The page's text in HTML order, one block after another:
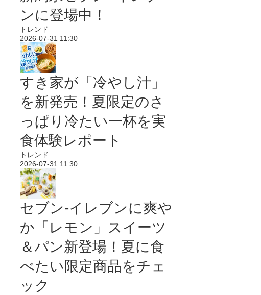
ンに登場中！
トレンド
2026-07-31 11:30
すき家が「冷やし汁」
を新発売！夏限定のさ
っぱり冷たい一杯を実
食体験レポート
トレンド
2026-07-31 11:30
セブン‐イレブンに爽や
か「レモン」スイーツ
＆パン新登場！夏に食
べたい限定商品をチェ
ック